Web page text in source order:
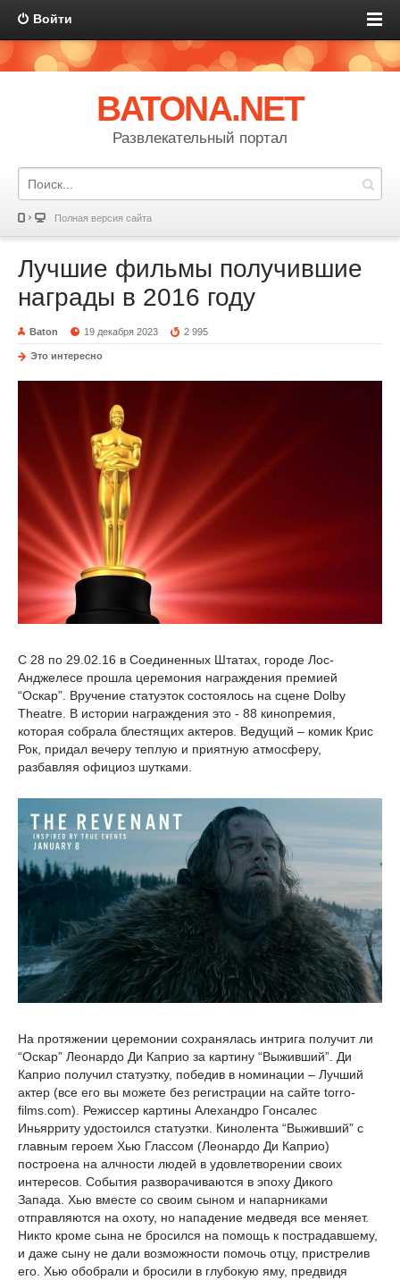
Войти
BATONA.NET
Развлекательный портал
Полная версия сайта
Лучшие фильмы получившие
награды в 2016 году
Baton 19 декабря 2023 2 995
Это интересно
С 28 по 29.02.16 в Соединенных Штатах, городе Лос-
Анджелесе прошла церемония награждения премией
“Оскар”. Вручение статуэток состоялось на сцене Dolby
Theatre. В истории награждения это - 88 кинопремия,
которая собрала блестящих актеров. Ведущий – комик Крис
Рок, придал вечеру теплую и приятную атмосферу,
разбавляя официоз шутками.
На протяжении церемонии сохранялась интрига получит ли
“Оскар” Леонардо Ди Каприо за картину “Выживший”. Ди
Каприо получил статуэтку, победив в номинации – Лучший
актер (все его вы можете без регистрации на сайте torro-
films.com). Режиссер картины Алехандро Гонсалес
Иньярриту удостоился статуэтки. Кинолента “Выживший” с
главным героем Хью Глассом (Леонардо Ди Каприо)
построена на алчности людей в удовлетворении своих
интересов. События разворачиваются в эпоху Дикого
Запада. Хью вместе со своим сыном и напарниками
отправляются на охоту, но нападение медведя все меняет.
Никто кроме сына не бросился на помощь к пострадавшему,
и даже сыну не дали возможности помочь отцу, пристрелив
его. Хью обобрали и бросили в глубокую яму, предвидя